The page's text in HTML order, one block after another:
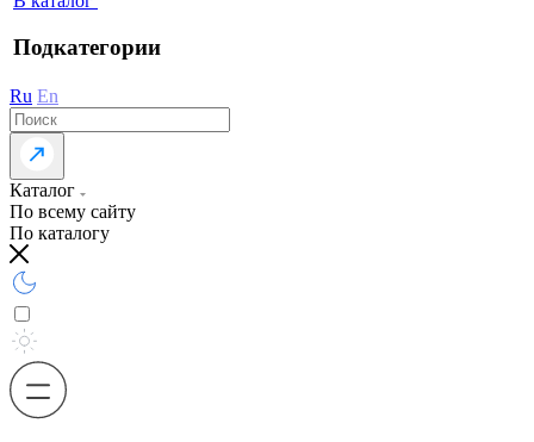
Подкатегории
Ru En
Каталог
По всему сайту
По каталогу